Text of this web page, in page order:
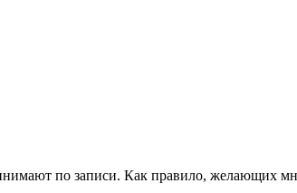
по записи. Как правило, желающих